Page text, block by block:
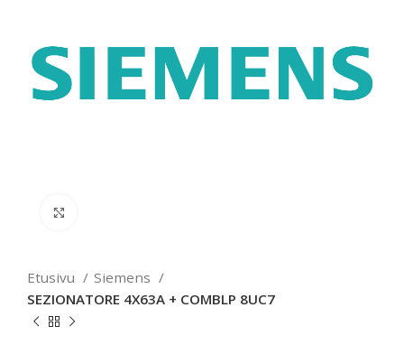
Etusivu
Siemens
SEZIONATORE 4X63A + COMBLP 8UC7